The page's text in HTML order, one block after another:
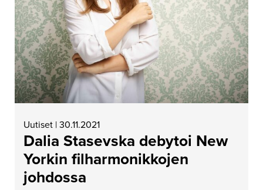
Uutiset | 30.11.2021
Dalia Stasevska debytoi New
Yorkin filharmonikkojen
johdossa